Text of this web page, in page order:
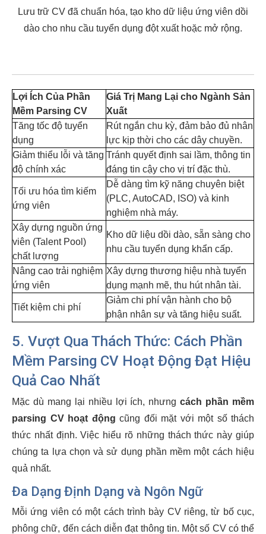
Lưu trữ CV đã chuẩn hóa, tạo kho dữ liệu ứng viên dồi
dào cho nhu cầu tuyển dụng đột xuất hoặc mở rộng.
Lợi Ích Của Phần
Mềm Parsing CV
Giá Trị Mang Lại cho Ngành Sản
Xuất
Tăng tốc độ tuyển
dụng
Rút ngắn chu kỳ, đảm bảo đủ nhân
lực kịp thời cho các dây chuyền.
Giảm thiểu lỗi và tăng
độ chính xác
Tránh quyết định sai lầm, thông tin
đáng tin cậy cho vị trí đặc thù.
Tối ưu hóa tìm kiếm
ứng viên
Dễ dàng tìm kỹ năng chuyên biệt
(PLC, AutoCAD, ISO) và kinh
nghiệm nhà máy.
Xây dựng nguồn ứng
viên (Talent Pool)
chất lượng
Kho dữ liệu dồi dào, sẵn sàng cho
nhu cầu tuyển dụng khẩn cấp.
Nâng cao trải nghiệm
ứng viên
Xây dựng thương hiệu nhà tuyển
dụng mạnh mẽ, thu hút nhân tài.
Tiết kiệm chi phí
Giảm chi phí vận hành cho bộ
phận nhân sự và tăng hiệu suất.
5. Vượt Qua Thách Thức: Cách Phần
Mềm Parsing CV Hoạt Động Đạt Hiệu
Quả Cao Nhất
Mặc dù mang lại nhiều lợi ích, nhưngcách phần mềm
parsing CV hoạt động cũng đối mặt với một số thách
thức nhất định. Việc hiểu rõ những thách thức này giúp
chúng ta lựa chọn và sử dụng phần mềm một cách hiệu
quả nhất.
Đa Dạng Định Dạng và Ngôn Ngữ
Mỗi ứng viên có một cách trình bày CV riêng, từ bố cục,
phông chữ, đến cách diễn đạt thông tin. Một số CV có thể